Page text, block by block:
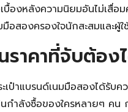
องหลังความนิยมอันไม่เสื่อ
อสองครองใจนักสะสมและผู้
ราคาที่จับต้อง
เป๋าแบรนด์เนมมือสองได้รับ
ำลังซื้อของใครหลายๆ คน